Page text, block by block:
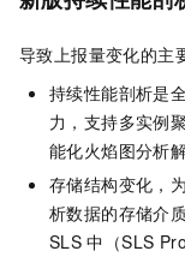
导致上报量变化的主
持续性能剖析是
力，支持多实例
能化火焰图分析
存储结构变化，
析数据的存储介
SLS 中（SLS